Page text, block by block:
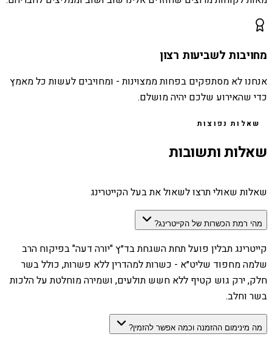
מחויבות לשביעות רצון
אנחנו לא מסתפקים בפחות ממצוינות - ומחויבים לעשות כל מאמץ
כדי שהאירוע שלכם יהיה מושלם.
שאלות נפוצות
שאלות ותשובות
שאלות שאולי תרצו לשאול את בעל הקייטרינג
מהי רמת הכשרות של הקייטרינג?
קייטרינג תבלין פועל תחת השגחת בד״ץ "יורה דעה" בפיקוח הרב
שלמה מחפוד שליט״א - כשרות למהדרין ללא פשרות, כולל בשר
חלק, ירק גוש קטיף ללא חשש תולעים, ושמירה מוחלטת על הלכות
בשר וחלב.
מה מינימום ההזמנה וכמה אפשר להזמין?